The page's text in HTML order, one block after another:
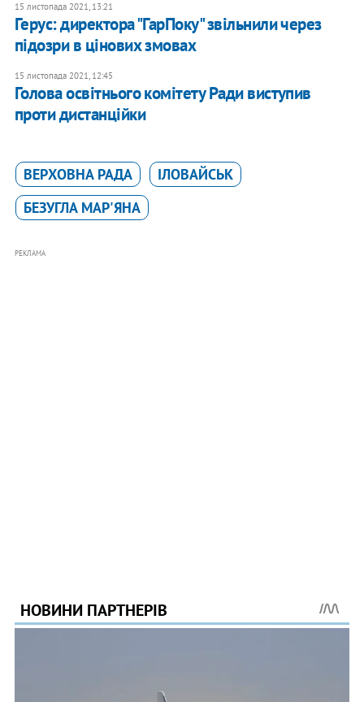
15 листопада 2021, 13:21
Герус: директора "ГарПоку" звільнили через
підозри в цінових змовах
15 листопада 2021, 12:45
Голова освітнього комітету Ради виступив
проти дистанційки
ВЕРХОВНА РАДА
ІЛОВАЙСЬК
БЕЗУГЛА МАР'ЯНА
РЕКЛАМА